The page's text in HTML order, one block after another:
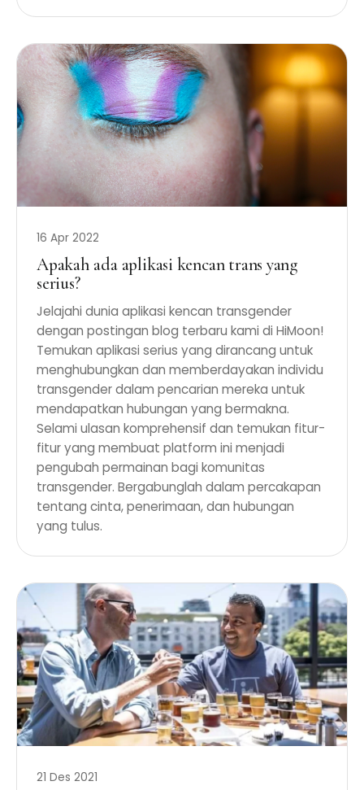
16 Apr 2022
Apakah ada aplikasi kencan trans yang
serius?
Jelajahi dunia aplikasi kencan transgender
dengan postingan blog terbaru kami di HiMoon!
Temukan aplikasi serius yang dirancang untuk
menghubungkan dan memberdayakan individu
transgender dalam pencarian mereka untuk
mendapatkan hubungan yang bermakna.
Selami ulasan komprehensif dan temukan fitur-
fitur yang membuat platform ini menjadi
pengubah permainan bagi komunitas
transgender. Bergabunglah dalam percakapan
tentang cinta, penerimaan, dan hubungan
yang tulus.
21 Des 2021